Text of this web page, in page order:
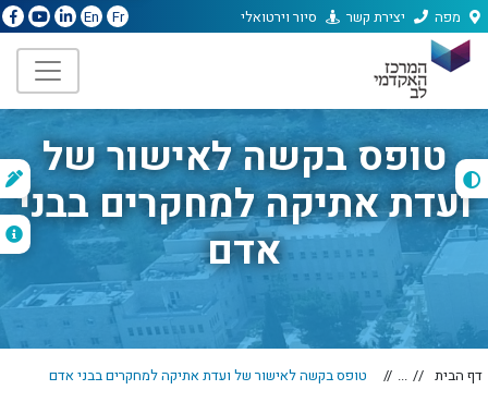
מפה יצירת קשר סיור וירטואלי Fr
En
טופס בקשה לאישור של
ועדת אתיקה למחקרים בבני
אדם
דף הבית ... טופס בקשה לאישור של ועדת אתיקה למחקרים בבני אדם